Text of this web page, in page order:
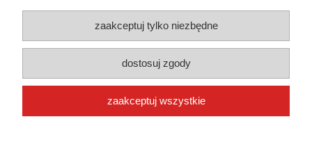
Moje konto
Płatności i dostawa
Informacje
zaakceptuj tylko niezbędne
dostosuj zgody
zaakceptuj wszystkie